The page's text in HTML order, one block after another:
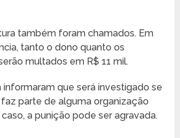
também foram chamados. Em
tanto o dono quanto os
multados em R$ 11 mil.
informaram que será investigado se
parte de alguma organização
a punição pode ser agravada.